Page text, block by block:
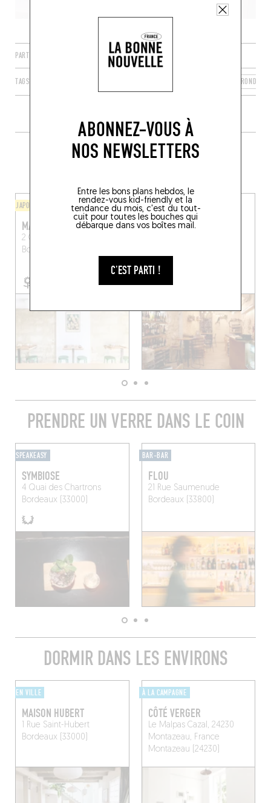
ABONNEZ-VOUS À
NOS NEWSLETTERS
Entre les bons plans hebdos, le
rendez-vous kid-friendly et la
tendance du mois, c'est du tout-
cuit pour toutes les bouches qui
débarque dans vos boîtes mail.
C'EST PARTI !
PARTAGER
TAGS GIRONDE
PLUS DE TABLES DE GENRE À
JAPONAIS
MAISON MUSUBI
2 Quai des Queyries
Bordeaux (33100)
BAR À VINS / CAVE À MANGER
LEVAIN LE VIN
PRENDRE UN VERRE DANS LE COIN
SPEAKEASY
SYMBIOSE
4 Quai des Chartrons
Bordeaux (33000)
BAR-BAR
FLOU
21 Rue Saumenude
Bordeaux (33800)
DORMIR DANS LES ENVIRONS
EN VILLE
MAISON HUBERT
1 Rue Saint-Hubert
Bordeaux (33000)
À LA CAMPAGNE
CÔTÉ VERGER
Le Malpas Cazal, 24230
Montazeau, France
Montazeau (24230)